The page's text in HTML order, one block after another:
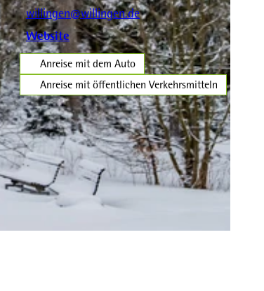
willingen@willingen.de
Website
Anreise mit dem Auto
Anreise mit öffentlichen Verkehrsmitteln